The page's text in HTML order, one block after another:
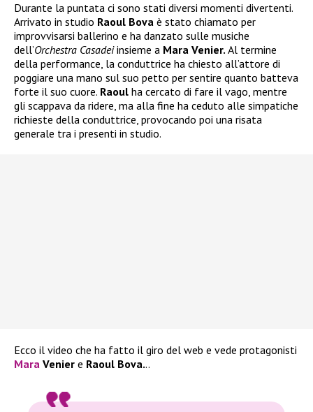
Durante la puntata ci sono stati diversi momenti divertenti.
Arrivato in studio Raoul Bova è stato chiamato per
improvvisarsi ballerino e ha danzato sulle musiche
dell’Orchestra Casadeiinsieme a Mara Venier. Al termine
della performance, la conduttrice ha chiesto all’attore di
poggiare una mano sul suo petto per sentire quanto batteva
forte il suo cuore. Raoul ha cercato di fare il vago, mentre
gli scappava da ridere, ma alla fine ha ceduto alle simpatiche
richieste della conduttrice, provocando poi una risata
generale tra i presenti in studio.
Ecco il video che ha fatto il giro del web e vede protagonisti
Mara Venier e Raoul Bova...